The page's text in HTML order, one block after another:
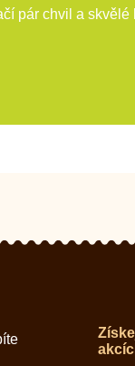
pár chvil a